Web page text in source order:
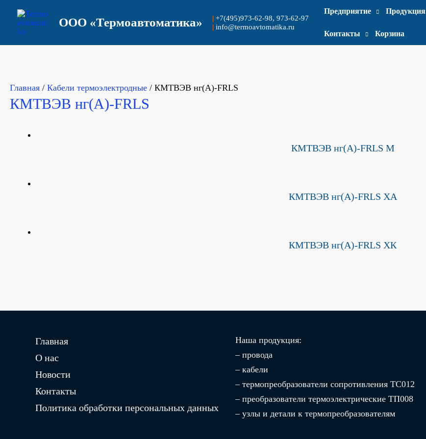
Перейти
содержимому
ООО «Термоавтоматика» | +7(495)973-62-98, 973-62-97
| info@termoavtomatika.ru
Предприятие Продукция
Контакты Корзина
Главная / Кабели термоэлектродные / КМТВЭВ нг(А)-FRLS
КМТВЭВ нг(А)-FRLS
КМТВЭВ нг(A)-FRLS М
КМТВЭВ нг(A)-FRLS ХА
КМТВЭВ нг(A)-FRLS ХК
Главная
О нас
Новости
Контакты
Политика обработки персональных данных
Наша продукция:
– провода
– кабели
– термопреобразователи сопротивления ТС012
– преобразователи термоэлектрические ТП008
– узлы и детали к термопреобразователям